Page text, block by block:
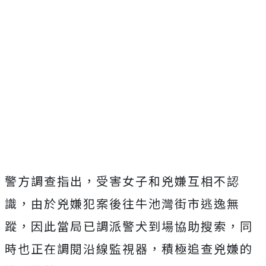
警方調查指出，受害女子和兇嫌互相不認
識，由於兇嫌犯案後往牛池灣街市逃逸無
蹤，因此當局已調派警犬到場協助搜索，同
時也正在調閱沿線監視器，積極追查兇嫌的